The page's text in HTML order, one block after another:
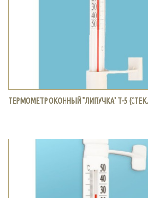
ТЕРМОМЕТР ОКОННЫЙ "ЛИПУЧКА" Т-5